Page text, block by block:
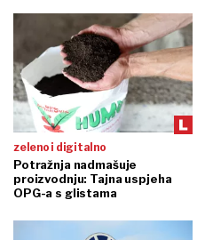
zeleno i digitalno
Potražnja nadmašuje
proizvodnju: Tajna uspjeha
OPG-a s glistama